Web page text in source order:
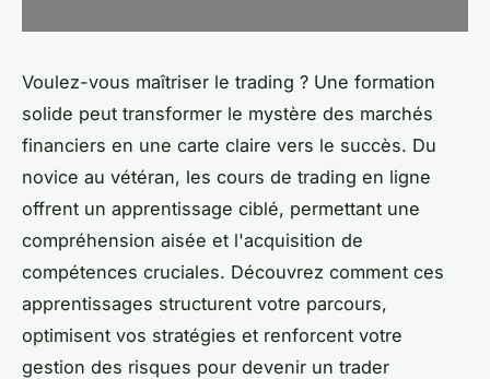
Voulez-vous maîtriser le trading ? Une formation
solide peut transformer le mystère des marchés
financiers en une carte claire vers le succès. Du
novice au vétéran, les cours de trading en ligne
offrent un apprentissage ciblé, permettant une
compréhension aisée et l'acquisition de
compétences cruciales. Découvrez comment ces
apprentissages structurent votre parcours,
optimisent vos stratégies et renforcent votre
gestion des risques pour devenir un trader